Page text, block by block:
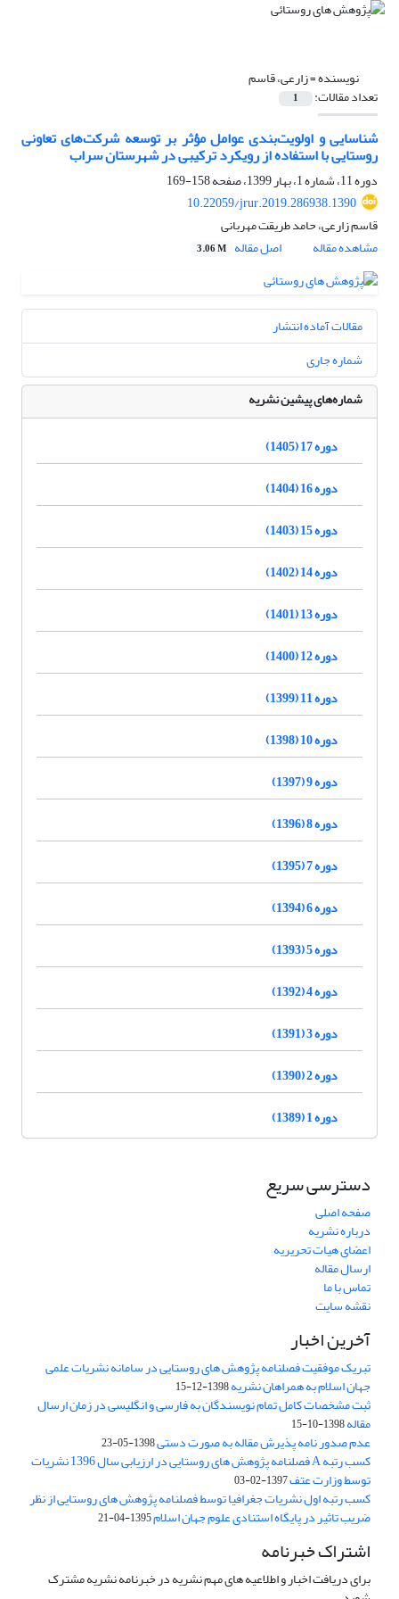
نویسنده =زارعی، قاسم
تعداد مقالات: 1
شناسایی و اولویت‌بندی عوامل مؤثر بر توسعه شرکت‌های تعاونی
روستایی با استفاده از رویکرد ترکیبی در شهرستان سراب
دوره 11، شماره 1، بهار 1399، صفحه
158-169
10.22059/jrur.2019.286938.1390
قاسم زارعی، حامد طریقت مهربانی
مشاهده مقاله
اصل مقاله 3.06 M
مقالات آماده انتشار
شماره جاری
شماره‌های پیشین نشریه
دوره 17 (1405)
دوره 16 (1404)
دوره 15 (1403)
دوره 14 (1402)
دوره 13 (1401)
دوره 12 (1400)
دوره 11 (1399)
دوره 10 (1398)
دوره 9 (1397)
دوره 8 (1396)
دوره 7 (1395)
دوره 6 (1394)
دوره 5 (1393)
دوره 4 (1392)
دوره 3 (1391)
دوره 2 (1390)
دوره 1 (1389)
دسترسی سریع
صفحه اصلی
درباره نشریه
اعضای هیات تحریریه
ارسال مقاله
تماس با ما
نقشه سایت
آخرین اخبار
تبریک موفقیت فصلنامه پژوهش های روستایی در سامانه نشریات علمی
جهان اسلام به همراهان نشریه1398-12-15
ثبت مشخصات کامل تمام نویسندگان به فارسی و انگلیسی در زمان ارسال
مقاله1398-10-15
عدم صدور نامه پذیرش مقاله به صورت دستی1398-05-23
کسب رتبه A فصلنامه پژوهش های روستایی در ارزیابی سال 1396 نشریات
توسط وزارت عتف1397-02-03
کسب رتبه اول نشریات جغرافیا توسط فصلنامه پژوهش های روستایی از نظر
ضریب تاثیر در پایگاه استنادی علوم جهان اسلام1395-04-21
اشتراک خبرنامه
برای دریافت اخبار و اطلاعیه های مهم نشریه در خبرنامه نشریه مشترک